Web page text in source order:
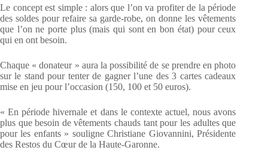
Le concept est simple : alors que l’on va profiter de la période
des soldes pour refaire sa garde-robe, on donne les vêtements
que l’on ne porte plus (mais qui sont en bon état) pour ceux
qui en ont besoin.
Chaque « donateur » aura la possibilité de se prendre en photo
sur le stand pour tenter de gagner l’une des 3 cartes cadeaux
mise en jeu pour l’occasion (150, 100 et 50 euros).
« En période hivernale et dans le contexte actuel, nous avons
plus que besoin de vêtements chauds tant pour les adultes que
pour les enfants » souligne Christiane Giovannini, Présidente
des Restos du Cœur de la Haute-Garonne.